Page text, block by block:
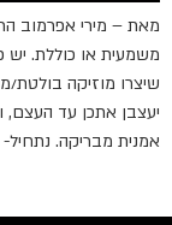
מאת – מירי אפרמוב
יעצבן אתכן עד העצם,
אמנית מבריקה. נתחיל- 1. Bjork – […]